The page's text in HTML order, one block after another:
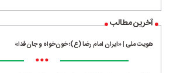
آخرین مطالب
هویت ملی | «ایران امام رضا (ع)؛ خون‌خواه و جان‌فدا»
•••